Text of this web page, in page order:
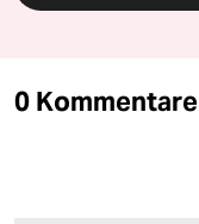
0 Kommentare